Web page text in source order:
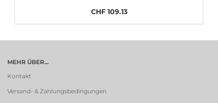
CHF 109.13
MEHR ÜBER...
Kontakt
Versand- & Zahlungsbedingungen